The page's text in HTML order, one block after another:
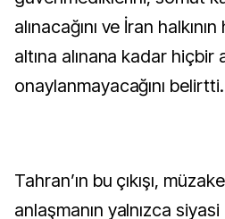
alınacağını ve İran
altına alınana kadar hiçbir
onaylanmayacağını belirtti.
Tahran’ın bu çıkışı,
anlaşmanın yalnızca